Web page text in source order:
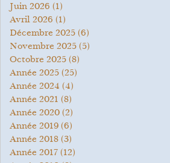
juin 2026 (1)
avril 2026 (1)
décembre 2025(6)
novembre 2025(5)
octobre 2025(8)
année 2025(25)
année 2024 (4)
année 2021 (8)
année 2020(2)
année 2019(6)
année 2018(3)
année 2017(12)